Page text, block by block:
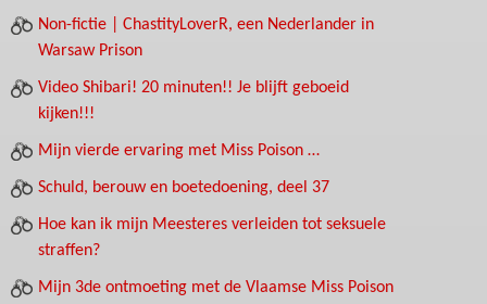
Non-fictie | ChastityLoverR, een Nederlander in
Warsaw Prison
Video Shibari! 20 minuten!! Je blijft geboeid
kijken!!!
Mijn vierde ervaring met Miss Poison …
Schuld, berouw en boetedoening, deel 37
Hoe kan ik mijn Meesteres verleiden tot seksuele
straffen?
Mijn 3de ontmoeting met de Vlaamse Miss Poison